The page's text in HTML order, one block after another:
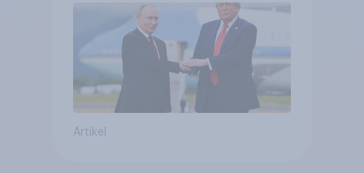
Bedrohungen und Bündnisse
bewerten
Artikel